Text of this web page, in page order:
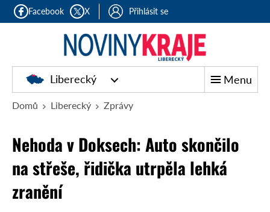
Facebook X Přihlásit se
Liberecký Menu
Domů Liberecký Zprávy
Nehoda v Doksech: Auto skončilo
na střeše, řidička utrpěla lehká
zranění